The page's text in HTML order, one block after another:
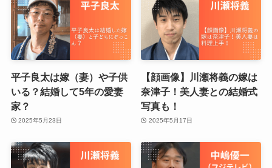
平子良太は嫁（妻）や子供
いる？結婚して5年の愛妻
家？
2025年5月23日
【顔画像】川瀬将義の嫁は
奈津子！美人妻との結婚式
写真も！
2025年5月17日